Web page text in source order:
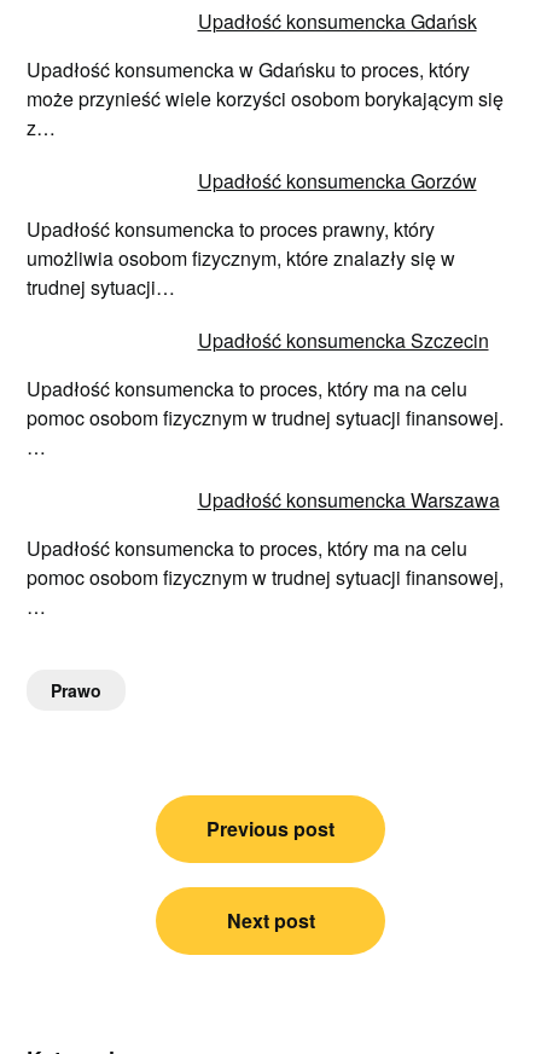
Upadłość konsumencka Gdańsk
Upadłość konsumencka w Gdańsku to proces, który
może przynieść wiele korzyści osobom borykającym się
z…
Upadłość konsumencka Gorzów
Upadłość konsumencka to proces prawny, który
umożliwia osobom fizycznym, które znalazły się w
trudnej sytuacji…
Upadłość konsumencka Szczecin
Upadłość konsumencka to proces, który ma na celu
pomoc osobom fizycznym w trudnej sytuacji finansowej.
…
Upadłość konsumencka Warszawa
Upadłość konsumencka to proces, który ma na celu
pomoc osobom fizycznym w trudnej sytuacji finansowej,
…
Prawo
Nawigacja
Previous post
Next post